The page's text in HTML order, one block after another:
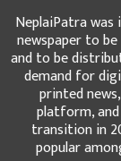
NeplaiPatra
newspaper to
and to be
demand for
printed
platform,
transition in
popular